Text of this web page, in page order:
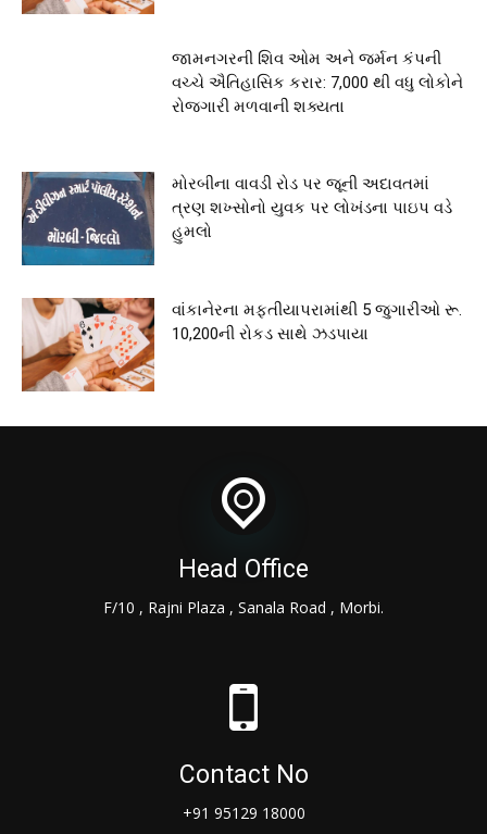
જામનગરની શિવ ઓમ અને જર્મન કંપની
વચ્ચે ઐતિહાસિક કરાર: 7,000 થી વધુ લોકોને
રોજગારી મળવાની શક્યતા
મોરબીના વાવડી રોડ પર જૂની અદાવતમાં
ત્રણ શખ્સોનો યુવક પર લોખંડના પાઇપ વડે
હુમલો
વાંકાનેરના મફતીયાપરામાંથી 5 જુગારીઓ રૂ.
10,200ની રોકડ સાથે ઝડપાયા
Head Office
F/10 , Rajni Plaza , Sanala Road , Morbi.
Contact No
+91 95129 18000